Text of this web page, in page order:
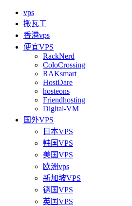
vps
搬瓦工
香港vps
便宜VPS
RackNerd
ColoCrossing
RAKsmart
HostDare
hosteons
Friendhosting
Digital-VM
国外VPS
日本VPS
韩国VPS
美国VPS
欧洲vps
新加坡VPS
德国VPS
英国VPS